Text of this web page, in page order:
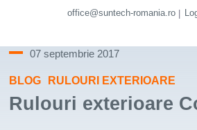
office@suntech-romania.ro
07 septembrie 2017
BLOG RULOURI EXTERIOARE
Rulouri exterioare